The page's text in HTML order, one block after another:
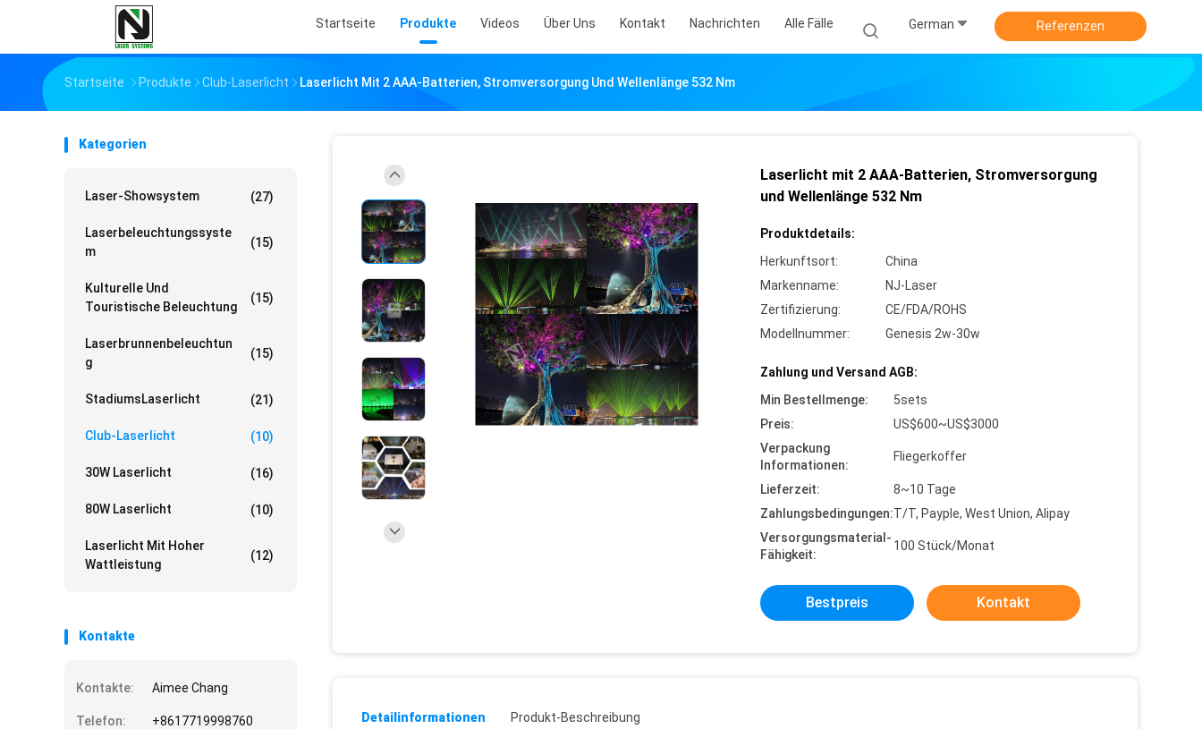
Startseite Produkte Videos Über Uns Kontakt Nachrichten Alle Fälle German Referenzen
Startseite Produkte Club-Laserlicht Laserlicht Mit 2 AAA-Batterien, Stromversorgung Und Wellenlänge 532 Nm
Kategorien
Laser-Showsystem (27)
Laserbeleuchtungssyste
M
(15)
Kulturelle Und
Touristische Beleuchtung
(15)
Laserbrunnenbeleuchtun
G
(15)
StadiumsLaserlicht (21)
Club-Laserlicht (10)
30W Laserlicht (16)
80W Laserlicht (10)
Laserlicht Mit Hoher
Wattleistung
(12)
Kontakte
Kontakte: Aimee Chang
Telefon: +8617719998760
Laserlicht mit 2 AAA-Batterien, Stromversorgung
und Wellenlänge 532 Nm
Produktdetails:
Herkunftsort:
China
Markenname:
NJ-Laser
Zertifizierung:
CE/FDA/ROHS
Modellnummer:
Genesis 2w-30w
Zahlung und Versand AGB:
Min Bestellmenge:
5sets
Preis:
US$600~US$3000
Verpackung
Informationen:
Fliegerkoffer
Lieferzeit:
8~10 Tage
Zahlungsbedingungen:T/T, Payple, West Union, Alipay
Versorgungsmaterial-
Fähigkeit:
100 Stück/Monat
Bestpreis Kontakt
Detailinformationen Produkt-Beschreibung